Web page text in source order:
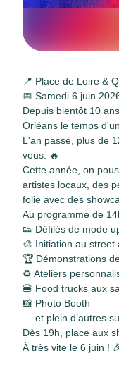
📍 Place de Loire &
📅 Samedi 6 juin
Depuis bientôt 10
Orléans le temps
L'an passé, plus de
vous. 🔥
Cette année, on
artistes locaux, des
folie avec des
Au programme de
👟 Défilés de mode
🎨 Initiation au
🏆 Démonstrations
♻️ Ateliers
🍔 Food trucks aux
📸 Photo Booth
… et plein d’autres
Dès 19h, place aux
À très vite le 6 juin !